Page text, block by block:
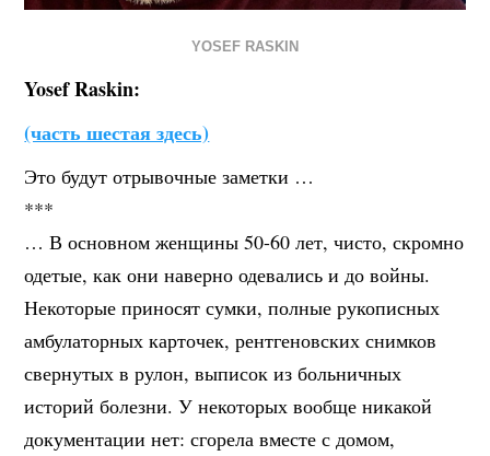
YOSEF RASKIN
Yosef Raskin:
(часть шестая здесь)
Это будут отрывочные заметки …
***
… В основном женщины 50-60 лет, чисто, скромно
одетые, как они наверно одевались и до войны.
Некоторые приносят сумки, полные рукописных
амбулаторных карточек, рентгеновских снимков
свернутых в рулон, выписок из больничных
историй болезни. У некоторых вообще никакой
документации нет: сгорела вместе с домом,